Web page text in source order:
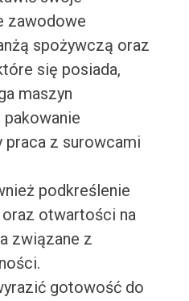
zawodowe
spożywczą oraz
się posiada,
maszyn
pakowanie
z surowcami
podkreślenie
otwartości na
związane z
gotowość do